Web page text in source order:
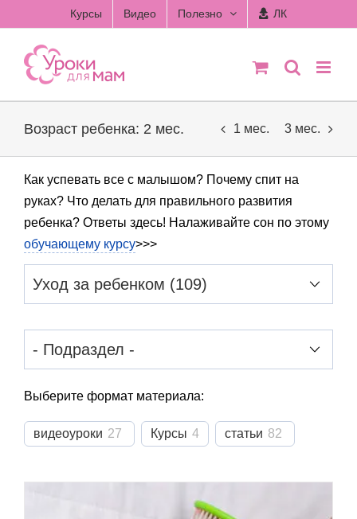
to
content
Курсы Видео Полезно ЛК
Возраст ребенка: 2 мес. 1 мес. 3 мес.
Как успевать все с малышом? Почему спит на
руках? Что делать для правильного развития
ребенка? Ответы здесь! Налаживайте сон по этому
обучающему курсу>>>
Выберите формат материала:
видеоуроки 27 Курсы 4 статьи 82